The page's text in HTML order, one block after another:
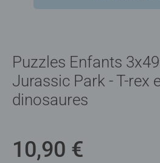
Puzzles Enfants
Jurassic Park - T-rex
dinosaures
10,90 €